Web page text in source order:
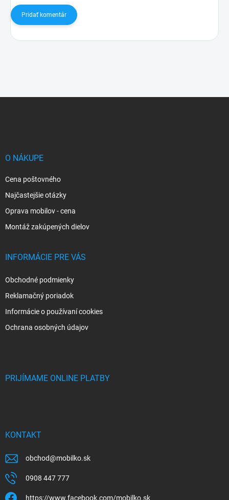
Pridať komentár
O NÁKUPE
Cena poštovného
Najčastejšie otázky
Oprava mobilov - cena
Montáž zakúpených dielov
INFORMÁCIE PRE VÁS
Obchodné podmienky
Reklamačný poriadok
Informácie o používaní cookies
Ochrana osobných údajov
PRIJÍMAME ONLINE PLATBY
KONTAKT
obchod@mobilko.sk
0908 447 777
https://www.facebook.com/mobilko.sk